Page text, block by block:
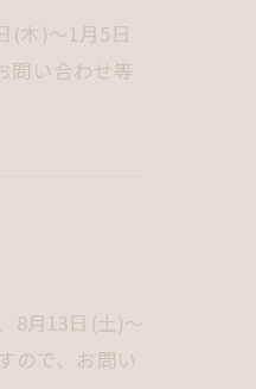
(木)～1月5日
問い合わせ等
8月13日(土)～
ので、お問い